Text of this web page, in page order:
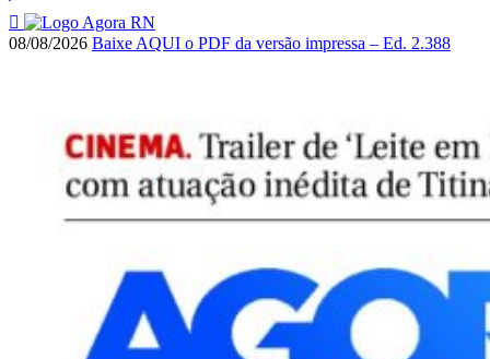
08/08/2026 Baixe AQUI o PDF da versão impressa – Ed. 2.388